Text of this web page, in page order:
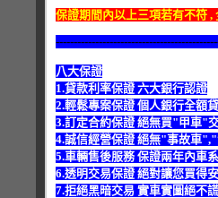
保證期間內以上三項若有不符 ,
八大保證
1.貸款利率保證 六大銀行認證
2.輕鬆專案保證 個人銀行全額
3.訂定合約保證 絕無買"甲車"
4.誠信經營保證 絕無"事故車
5.車輛售後服務 保證兩年內車
6.透明交易保證 絕對讓您買得
7.拒絕黑暗交易 實車實圖絕不